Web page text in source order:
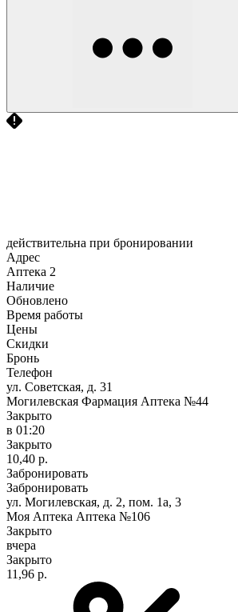
действительна при бронировании
Адрес
Аптека 2
Наличие
Обновлено
Время работы
Цены
Скидки
Бронь
Телефон
ул. Советская, д. 31
Могилевская Фармация Аптека №44
Закрыто
в 01:20
Закрыто
10,40 р.
Забронировать
Забронировать
ул. Могилевская, д. 2, пом. 1а, 3
Моя Аптека Аптека №106
Закрыто
вчера
Закрыто
11,96 р.